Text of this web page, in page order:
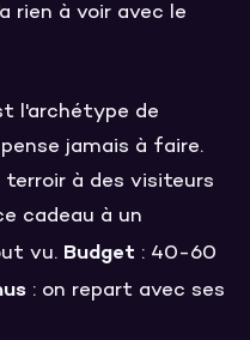
rien à voir avec le
l'archétype de
jamais à faire.
à des visiteurs
cadeau à un
vu. Budget : 40-60
: on repart avec ses